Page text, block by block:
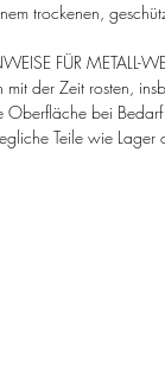
trockenen,
FÜR METALL-
der Zeit rosten,
Oberfläche bei
Teile wie Lager